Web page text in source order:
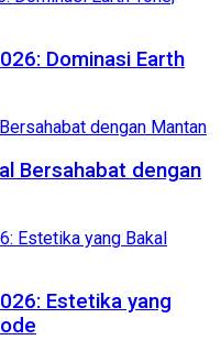
Dominasi Earth
Bersahabat dengan
Estetika yang